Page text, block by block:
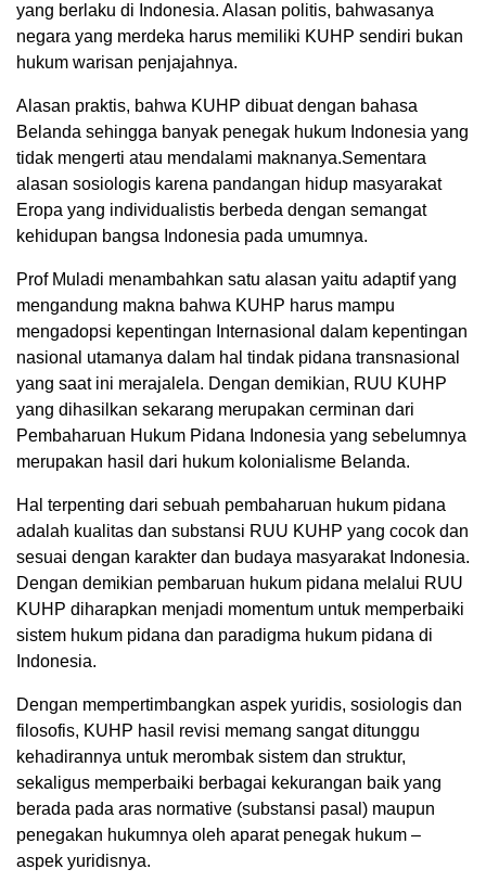
yang berlaku di Indonesia. Alasan politis, bahwasanya
negara yang merdeka harus memiliki KUHP sendiri bukan
hukum warisan penjajahnya.
Alasan praktis, bahwa KUHP dibuat dengan bahasa
Belanda sehingga banyak penegak hukum Indonesia yang
tidak mengerti atau mendalami maknanya.Sementara
alasan sosiologis karena pandangan hidup masyarakat
Eropa yang individualistis berbeda dengan semangat
kehidupan bangsa Indonesia pada umumnya.
Prof Muladi menambahkan satu alasan yaitu adaptif yang
mengandung makna bahwa KUHP harus mampu
mengadopsi kepentingan Internasional dalam kepentingan
nasional utamanya dalam hal tindak pidana transnasional
yang saat ini merajalela. Dengan demikian, RUU KUHP
yang dihasilkan sekarang merupakan cerminan dari
Pembaharuan Hukum Pidana Indonesia yang sebelumnya
merupakan hasil dari hukum kolonialisme Belanda.
Hal terpenting dari sebuah pembaharuan hukum pidana
adalah kualitas dan substansi RUU KUHP yang cocok dan
sesuai dengan karakter dan budaya masyarakat Indonesia.
Dengan demikian pembaruan hukum pidana melalui RUU
KUHP diharapkan menjadi momentum untuk memperbaiki
sistem hukum pidana dan paradigma hukum pidana di
Indonesia.
Dengan mempertimbangkan aspek yuridis, sosiologis dan
filosofis, KUHP hasil revisi memang sangat ditunggu
kehadirannya untuk merombak sistem dan struktur,
sekaligus memperbaiki berbagai kekurangan baik yang
berada pada aras normative (substansi pasal) maupun
penegakan hukumnya oleh aparat penegak hukum –
aspek yuridisnya.